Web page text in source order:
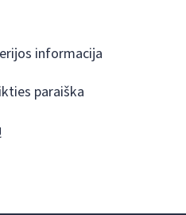
informacija
paraiška